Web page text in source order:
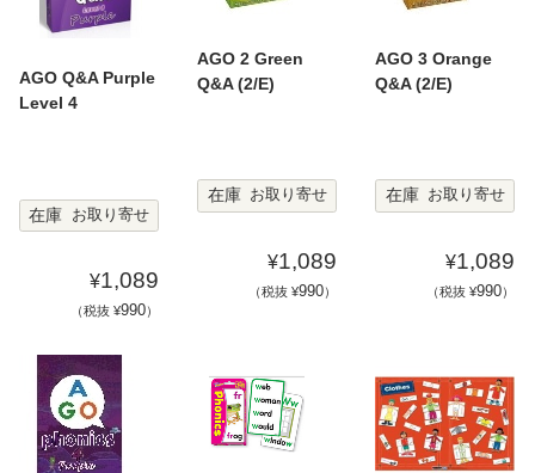
AGO Q&A Purple
Level 4
在庫 お取り寄せ
¥1,089
（税抜 ¥990）
AGO 2 Green
Q&A (2/E)
在庫 お取り寄せ
¥1,089
（税抜 ¥990）
AGO 3 Orange
Q&A (2/E)
在庫 お取り寄せ
¥1,089
（税抜 ¥990）